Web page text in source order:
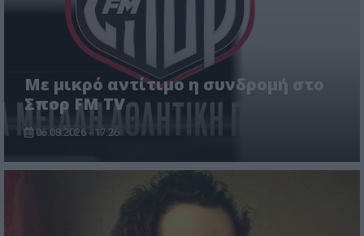
Με μικρό αντίτιμο η συνδρομή στο
Σπορ FM TV
06.08.2026 - 17:26